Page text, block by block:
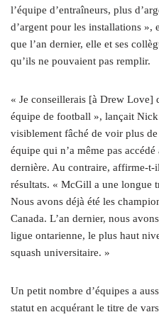
l’équipe d’entraîneurs, plus
d’argent pour les installations »,
que l’an dernier, elle et ses
qu’ils ne pouvaient pas remplir.
« Je conseillerais [à Drew Love]
équipe de football », lançait
visiblement fâché de voir plus
équipe qui n’a même pas
dernière. Au contraire, affirme-t-
résultats. « McGill a une longue
Nous avons déjà été les
Canada. L’an dernier, nous
ligue ontarienne, le plus haut
squash universitaire. »
Un petit nombre d’équipes a
statut en acquérant le titre de